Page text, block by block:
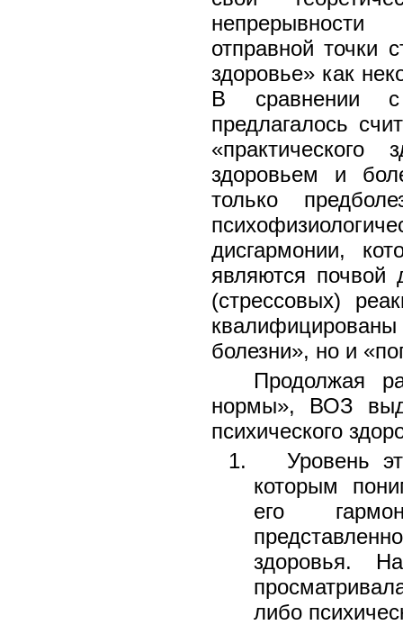
отправной точки
здоровье» как
В сравнении
предлагалось
здоровьем и
только
дисгармонии,
являются почвой
(стрессовых)
болезни», но и
Продолжая
нормы», ВОЗ
психического
1. Уровень
которым
его
здоровья.
либо